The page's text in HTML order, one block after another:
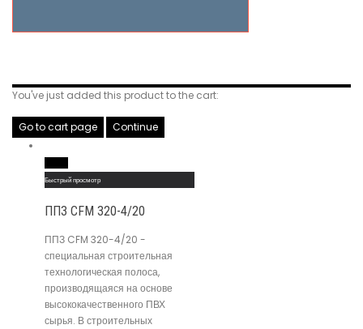
You've just added this product to the cart:
Go to cart page Continue
Быстрый просмотр
ППЗ CFM 320-4/20
ППЗ CFM 320-4/20 -
специальная строительная
технологическая полоса,
производящаяся на основе
высококачественного ПВХ
сырья. В строительных